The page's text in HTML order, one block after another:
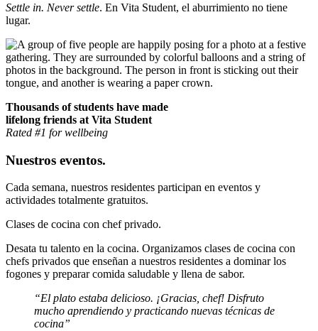
Settle in. Never settle. En Vita Student, el aburrimiento no tiene
lugar.
Thousands of students have made
lifelong friends at Vita Student
Rated #1 for wellbeing
Nuestros eventos.
Cada semana, nuestros residentes participan en eventos y
actividades totalmente gratuitos.
Clases de cocina con chef privado.
Desata tu talento en la cocina. Organizamos clases de cocina con
chefs privados que enseñan a nuestros residentes a dominar los
fogones y preparar comida saludable y llena de sabor.
“El plato estaba delicioso. ¡Gracias, chef! Disfruto
mucho aprendiendo y practicando nuevas técnicas de
cocina”